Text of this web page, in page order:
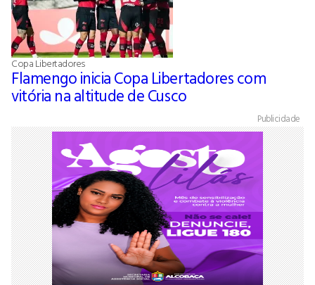
Copa Libertadores
Flamengo inicia Copa Libertadores com
vitória na altitude de Cusco
Publicidade